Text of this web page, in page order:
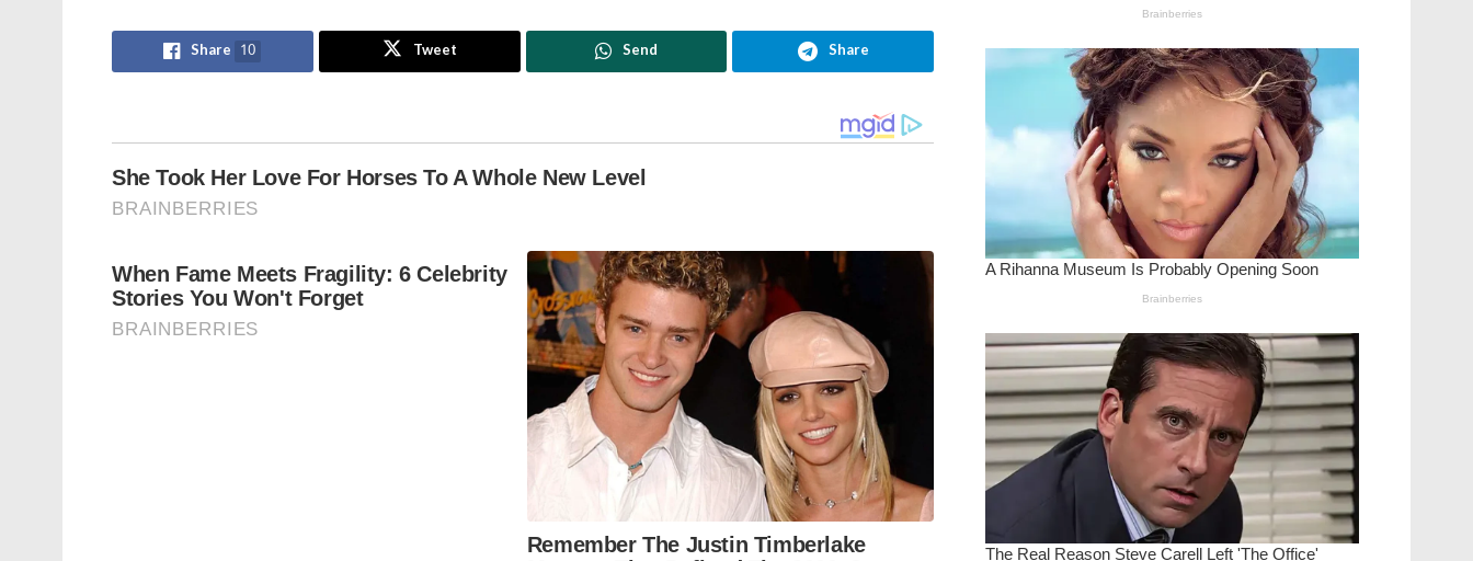
Share 10 Tweet Send Share